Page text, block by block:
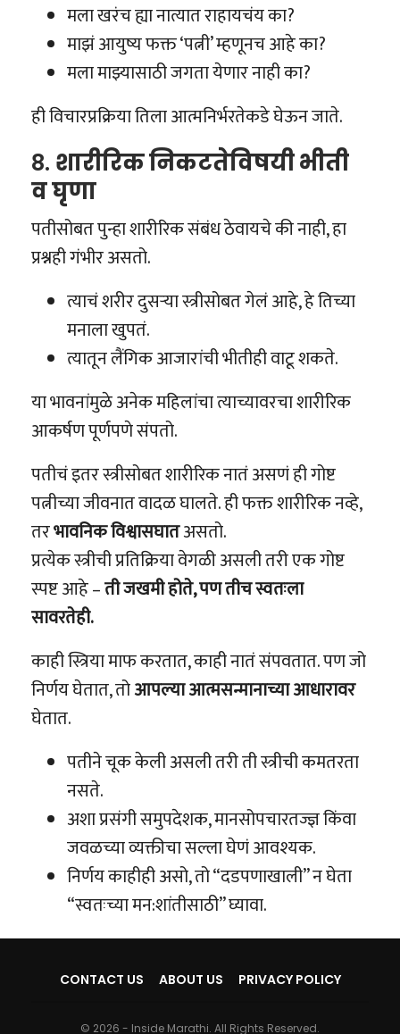
मला खरंच ह्या नात्यात राहायचंय का?
माझं आयुष्य फक्त ‘पत्नी’ म्हणूनच आहे का?
मला माझ्यासाठी जगता येणार नाही का?
ही विचारप्रक्रिया तिला आत्मनिर्भरतेकडे घेऊन जाते.
8. शारीरिक निकटतेविषयी भीती
व घृणा
पतीसोबत पुन्हा शारीरिक संबंध ठेवायचे की नाही, हा
प्रश्नही गंभीर असतो.
त्याचं शरीर दुसऱ्या स्त्रीसोबत गेलं आहे, हे तिच्या
मनाला खुपतं.
त्यातून लैंगिक आजारांची भीतीही वाटू शकते.
या भावनांमुळे अनेक महिलांचा त्याच्यावरचा शारीरिक
आकर्षण पूर्णपणे संपतो.
पतीचं इतर स्त्रीसोबत शारीरिक नातं असणं ही गोष्ट
पत्नीच्या जीवनात वादळ घालते. ही फक्त शारीरिक नव्हे,
तरभावनिक विश्वासघातअसतो.
प्रत्येक स्त्रीची प्रतिक्रिया वेगळी असली तरी एक गोष्ट
स्पष्ट आहे –ती जखमी होते, पण तीच स्वतःला
सावरतेही.
काही स्त्रिया माफ करतात, काही नातं संपवतात. पण जो
निर्णय घेतात, तोआपल्या आत्मसन्मानाच्या आधारावर
घेतात.
पतीने चूक केली असली तरी ती स्त्रीची कमतरता
नसते.
अशा प्रसंगी समुपदेशक, मानसोपचारतज्ज्ञ किंवा
जवळच्या व्यक्तीचा सल्ला घेणं आवश्यक.
निर्णय काहीही असो, तो “दडपणाखाली” न घेता
“स्वतःच्या मन:शांतीसाठी” घ्यावा.
CONTACT US ABOUT US PRIVACY POLICY
© 2026 - Inside Marathi. All Rights Reserved.